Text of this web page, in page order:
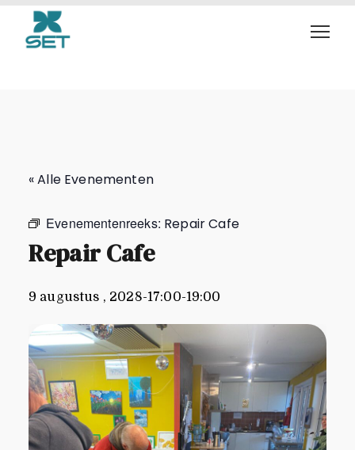
Repair Cafe
« Alle Evenementen
Evenementenreeks: Repair Cafe
Repair Cafe
9 augustus , 2028-17:00-19:00